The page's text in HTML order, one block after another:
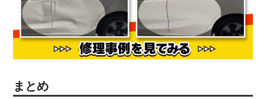
まとめ